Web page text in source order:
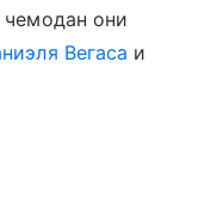
они
Вегаса и